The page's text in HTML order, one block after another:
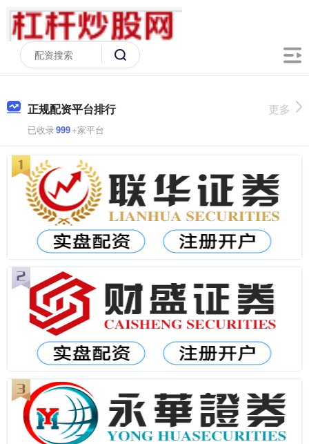
正规配资平台排行
已收录999+家平台
更多